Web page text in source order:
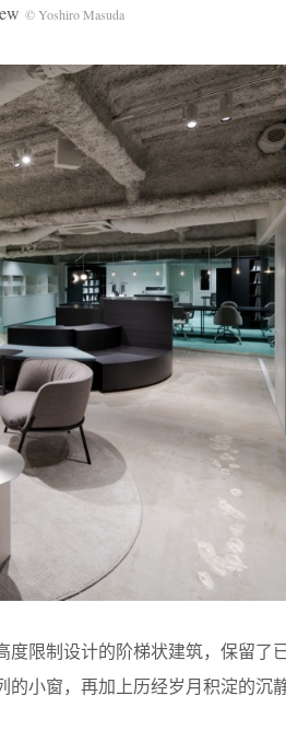
© Yoshiro Masuda
限制设计的阶梯状建筑，保留了
小窗，再加上历经岁月积淀的沉